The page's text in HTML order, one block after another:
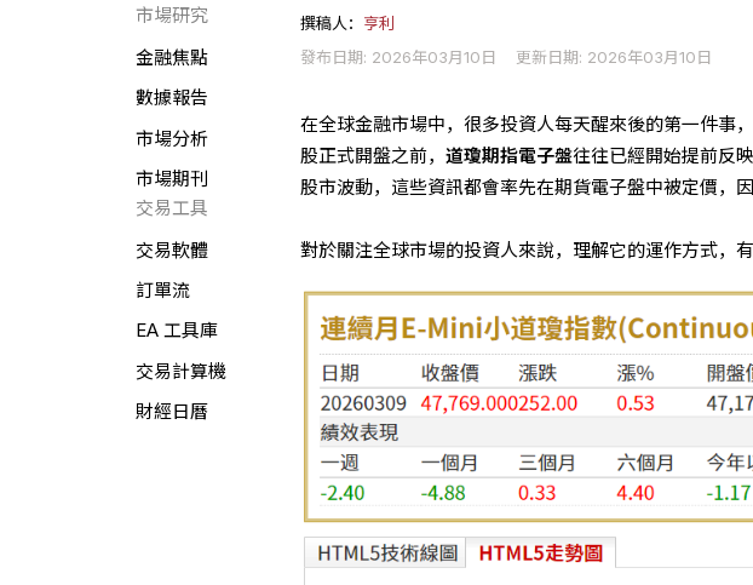
市場研究
金融焦點
數據報告
市場分析
市場期刊
交易工具
交易軟體
訂單流
EA 工具庫
交易計算機
財經日曆
撰稿人： 亨利
發布日期: 2026年03月10日
更新日期: 2026年03月10日
在全球金融市場中，很多投資人每天醒來後的第一件事
股正式開盤之前，道瓊期指電子盤往往已經開始提前反
股市波動，這些資訊都會率先在期貨電子盤中被定價，
對於關注全球市場的投資人來說，理解它的運作方式，